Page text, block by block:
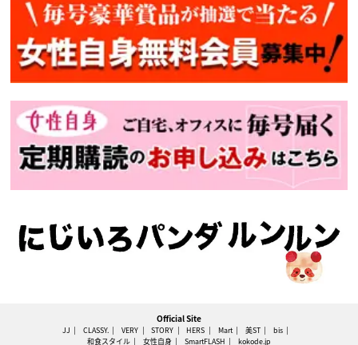
Official Site
JJ CLASSY. VERY STORY HERS Mart 美ST
bis
和食スタイル
女性自身 SmartFLASH kokode.jp